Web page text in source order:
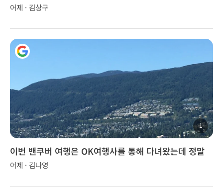
어제 · 김상구
1
이번 밴쿠버 여행은 OK여행사를 통해 다녀왔는데 정말
좋았습니다.
어제 · 김나영